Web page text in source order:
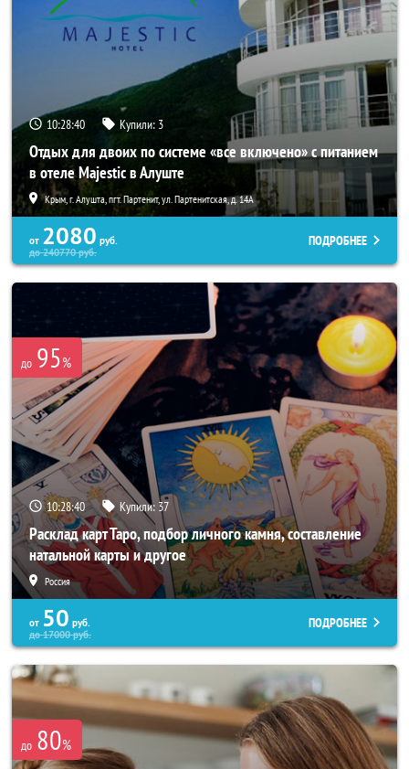
10:28:37 Купили: 3
Отдых для двоих по системе «все включено» с питанием
в отеле Majestic в Алуште
Крым, г. Алушта, пгт. Партенит, ул. Партенитская, д. 14А
от 2080 руб.
до240770руб.
ПОДРОБНЕЕ
до 95%
10:28:37 Купили: 37
Расклад карт Таро, подбор личного камня, составление
натальной карты и другое
Россия
от 50 руб.
до17000руб.
ПОДРОБНЕЕ
до 80%